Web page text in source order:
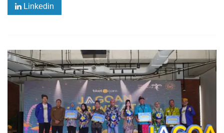
Linkedin